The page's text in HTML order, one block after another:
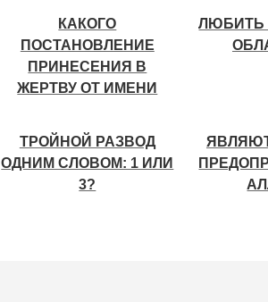
КАКОГО
ПОСТАНОВЛЕНИЕ
ПРИНЕСЕНИЯ В
ЖЕРТВУ ОТ ИМЕНИ
ЛЮБИТЬ
ТРОЙНОЙ РАЗВОД
ОДНИМ СЛОВОМ: 1 ИЛИ
3?